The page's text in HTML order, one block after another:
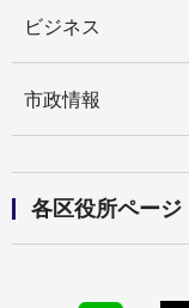
ビジネス
市政情報
各区役所ページ